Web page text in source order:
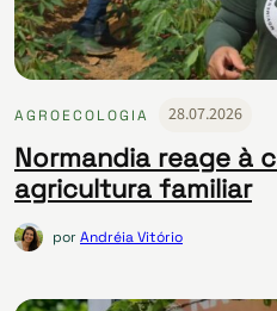
AGROECOLOGIA 28.07.2026
Normandia reage à
agricultura familiar
porAndréia Vitório